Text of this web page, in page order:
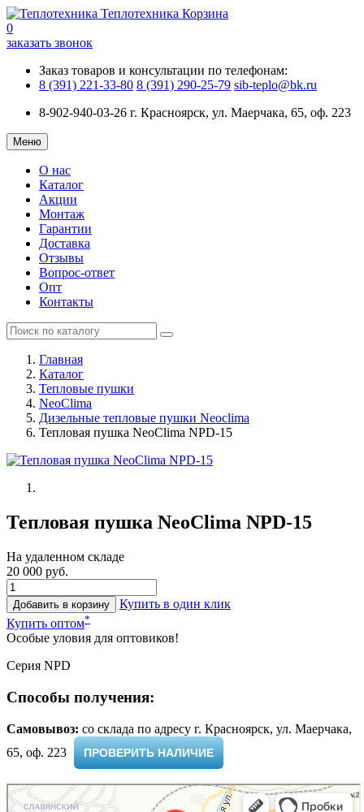
Теплотехника Корзина
0
заказать звонок
Заказ товаров и консультации по телефонам:
8 (391) 221-33-80 8 (391) 290-25-79 sib-teplo@bk.ru
8-902-940-03-26 г. Красноярск, ул. Маерчака, 65, оф. 223
Меню
О нас
Каталог
Акции
Монтаж
Гарантии
Доставка
Отзывы
Вопрос-ответ
Опт
Контакты
Главная
Каталог
Тепловые пушки
NeoClima
Дизельные тепловые пушки Neoclima
Тепловая пушка NeoClima NPD-15
Тепловая пушка NeoClima NPD-15
На удаленном складе
20 000 руб.
Добавить в корзину
Купить в один клик
Купить оптом*
Особые уловия для оптовиков!
Серия NPD
Способы получения:
Самовывоз: cо склада по адресу г. Красноярск, ул. Маерчака,
65, оф. 223 ​
ПРОВЕРИТЬ НАЛИЧИЕ